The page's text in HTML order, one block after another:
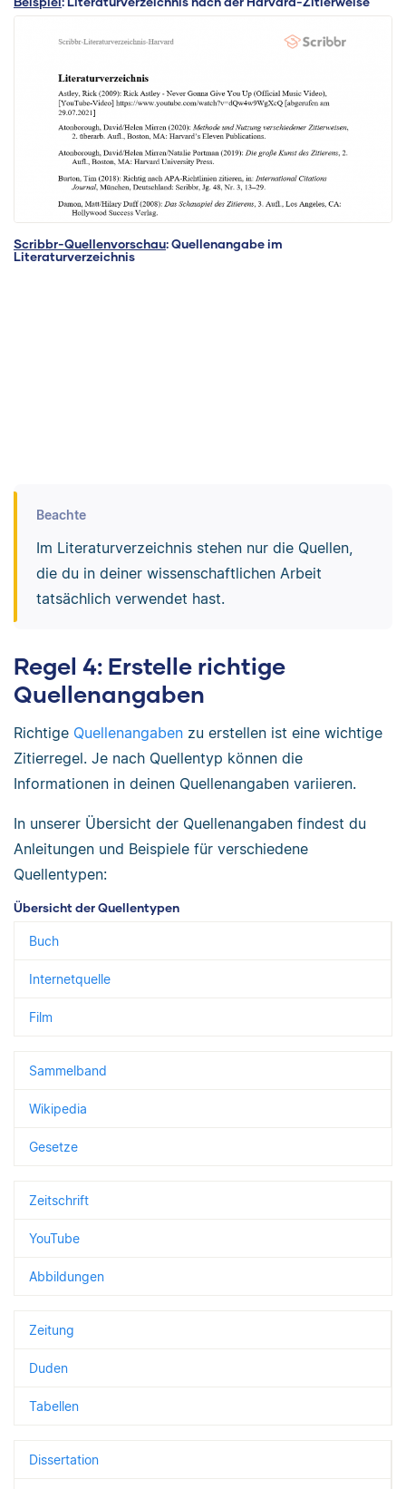
Scribbr-Quellenvorschau: Quellenangabe im
Literaturverzeichnis
Beachte
Im Literaturverzeichnis stehen nur die Quellen,
die du in deiner wissenschaftlichen Arbeit
tatsächlich verwendet hast.
Regel 4: Erstelle richtige
Quellenangaben
Richtige Quellenangaben zu erstellen ist eine wichtige
Zitierregel. Je nach Quellentyp können die
Informationen in deinen Quellenangaben variieren.
In unserer Übersicht der Quellenangaben findest du
Anleitungen und Beispiele für verschiedene
Quellentypen:
Übersicht der Quellentypen
Buch
Internetquelle
Film
Sammelband
Wikipedia
Gesetze
Zeitschrift
YouTube
Abbildungen
Zeitung
Duden
Tabellen
Dissertation